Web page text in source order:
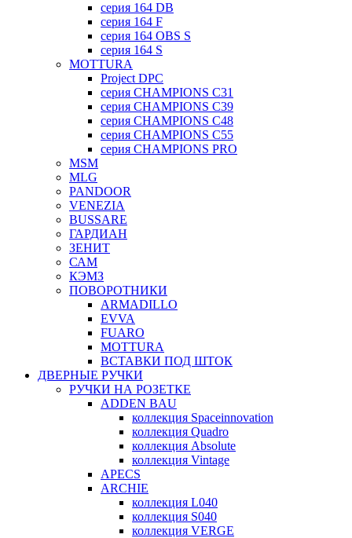
серия 164 DB
серия 164 F
серия 164 OBS S
серия 164 S
MOTTURA
Project DPC
серия CHAMPIONS C31
серия CHAMPIONS C39
серия CHAMPIONS C48
серия CHAMPIONS C55
серия CHAMPIONS PRO
MSM
MLG
PANDOOR
VENEZIA
BUSSARE
ГАРДИАН
ЗЕНИТ
САМ
КЭМЗ
ПОВОРОТНИКИ
ARMADILLO
EVVA
FUARO
MOTTURA
ВСТАВКИ ПОД ШТОК
ДВЕРНЫЕ РУЧКИ
РУЧКИ НА РОЗЕТКЕ
ADDEN BAU
коллекция Spaceinnovation
коллекция Quadro
коллекция Absolute
коллекция Vintage
APECS
ARCHIE
коллекция L040
коллекция S040
коллекция VERGE